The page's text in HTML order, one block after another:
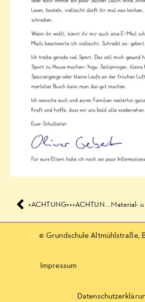
© Grundschule Altmühlstraße,
Impressum